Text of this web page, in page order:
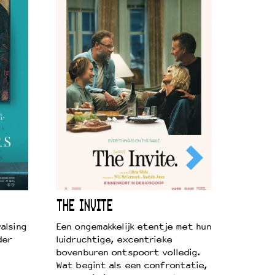
THE INVITE
Een ongemakkelijk etentje met hun
luidruchtige, excentrieke
bovenburen ontspoort volledig.
Wat begint als een confrontatie,